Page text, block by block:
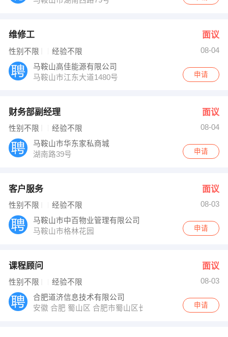
维修工 面议
性别不限 经验不限
08-04
马鞍山高佳能源有限公司
马鞍山市江东大道1480号
申请
财务部副经理 面议
性别不限 经验不限
08-04
马鞍山市华东家私商城
湖南路39号
申请
客户服务 面议
性别不限 经验不限
08-03
马鞍山市中百物业管理有限公司
马鞍山市格林花园
申请
课程顾问 面议
性别不限 经验不限
08-03
合肥道济信息技术有限公司
安徽 合肥 蜀山区 合肥市蜀山区长江西路189号之心城B
申请